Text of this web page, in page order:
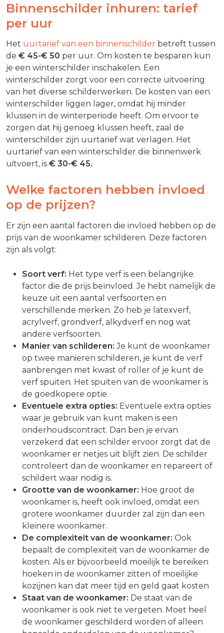
Binnenschilder inhuren: tarief
per uur
Het uurtarief van een binnenschilder betreft tussen
de € 45-€ 50 per uur. Om kosten te besparen kun
je een winterschilder inschakelen. Een
winterschilder zorgt voor een correcte uitvoering
van het diverse schilderwerken. De kosten van een
winterschilder liggen lager, omdat hij minder
klussen in de winterperiode heeft. Om ervoor te
zorgen dat hij genoeg klussen heeft, zaal de
winterschilder zijn uurtarief wat verlagen. Het
uurtarief van een winterschilder die binnenwerk
uitvoert, is € 30-€ 45.
Welke factoren hebben invloed
op de prijzen?
Er zijn een aantal factoren die invloed hebben op de
prijs van de woonkamer schilderen. Deze factoren
zijn als volgt:
Soort verf: Het type verf is een belangrijke
factor die de prijs beïnvloed. Je hebt namelijk de
keuze uit een aantal verfsoorten en
verschillende merken. Zo heb je latexverf,
acrylverf, grondverf, alkydverf en nog wat
andere verfsoorten.
Manier van schilderen:Je kunt de woonkamer
op twee manieren schilderen, je kunt de verf
aanbrengen met kwast of roller of je kunt de
verf spuiten. Het spuiten van de woonkamer is
de goedkopere optie.
Eventuele extra opties: Eventuele extra opties
waar je gebruik van kunt maken is een
onderhoudscontract. Dan ben je ervan
verzekerd dat een schilder ervoor zorgt dat de
woonkamer er netjes uit blijft zien. De schilder
controleert dan de woonkamer en repareert of
schildert waar nodig is.
Grootte van de woonkamer: Hoe groot de
woonkamer is, heeft ook invloed, omdat een
grotere woonkamer duurder zal zijn dan een
kleinere woonkamer.
De complexiteit van de woonkamer: Ook
bepaalt de complexiteit van de woonkamer de
kosten. Als er bijvoorbeeld moeilijk te bereiken
hoeken in de woonkamer zitten of moeilijke
kozijnen kan dat meer tijd en geld gaat kosten
Staat van de woonkamer: De staat van de
woonkamer is ook niet te vergeten. Moet heel
de woonkamer geschilderd worden of alleen